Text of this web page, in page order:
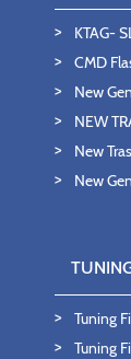
KTAG-
CMD
New
NEW
New
New
Tuning
Tuning